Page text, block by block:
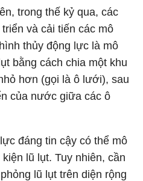
trong thế kỷ qua, các
và cải tiến các mô
thủy động lực là mô
bằng cách chia một khu
hơn (gọi là ô lưới), sau
của nước giữa các ô
đáng tin cậy có thể mô
lũ lụt. Tuy nhiên, cần
lũ lụt trên diện rộng